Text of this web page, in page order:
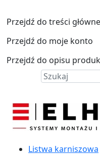
Przejdź do treści
Przejdź do moje konto
Przejdź do opisu
Listwa karniszowa